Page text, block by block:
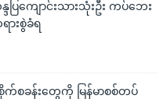
ပြကျောင်းသားသုံးဦး ကပ်ဘေး
ားစွဲခံရ
စိုက်စခန်းတွေကို မြန်မာစစ်တပ်